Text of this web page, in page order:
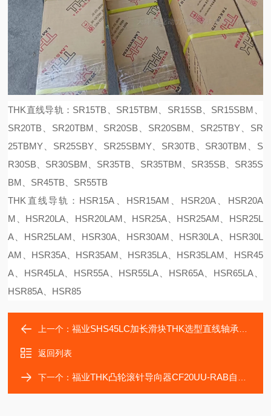
THK直线导轨：SR15TB、SR15TBM、SR15SB、SR15SBM、
SR20TB、SR20TBM、SR20SB、SR20SBM、SR25TBY、SR
25TBMY、SR25SBY、SR25SBMY、SR30TB、SR30TBM、S
R30SB、SR30SBM、SR35TB、SR35TBM、SR35SB、SR35S
BM、SR45TB、SR55TB
THK直线导轨：HSR15A、HSR15AM、HSR20A、HSR20A
M、HSR20LA、HSR20LAM、HSR25A、HSR25AM、HSR25L
A、HSR25LAM、HSR30A、HSR30AM、HSR30LA、HSR30L
AM、HSR35A、HSR35AM、HSR35LA、HSR35LAM、HSR45
A、HSR45LA、HSR55A、HSR55LA、HSR65A、HSR65LA、
HSR85A、HSR85
上一个：福业SHS45LC加长滑块THK选型直线轴承导轨
返回列表
下一个：福业THK凸轮滚针导向器CF20UU-RAB自动化配件